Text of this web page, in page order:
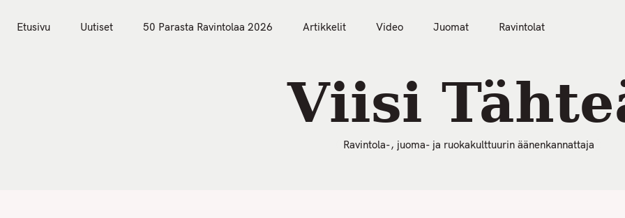
Etusivu Uutiset 50 Parasta Ravintolaa 2026 Artikkelit Video Juomat Ravintolat
Viisi
Ravintola-, juoma- ja ruokakulttuurin äänenkannattaja